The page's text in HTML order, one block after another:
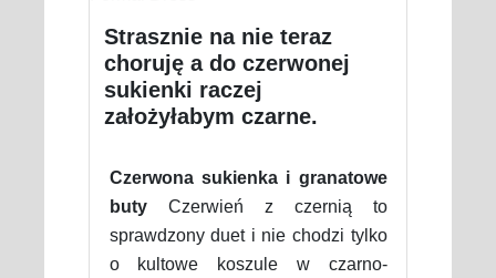
Strasznie na nie teraz
choruję a do czerwonej
sukienki raczej
założyłabym czarne.
Czerwona sukienka i granatowe
butyCzerwień z czernią to
sprawdzony duet i nie chodzi tylko
o kultowe koszule w czarno-